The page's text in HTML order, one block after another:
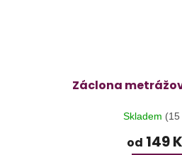
Záclona
Skladem (15
od 149